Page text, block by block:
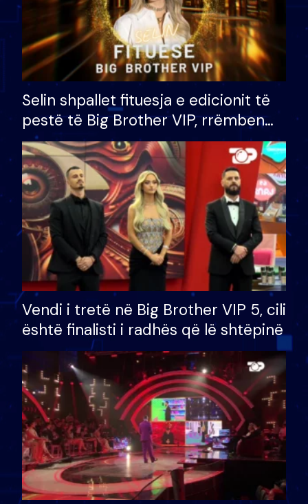
Selin shpallet fituesja e edicionit të
pestë të Big Brother VIP, rrëmben
çmimin e madh prej 100 mijë eurosh
Vendi i tretë në Big Brother VIP 5, cili
është finalisti i radhës që lë shtëpinë